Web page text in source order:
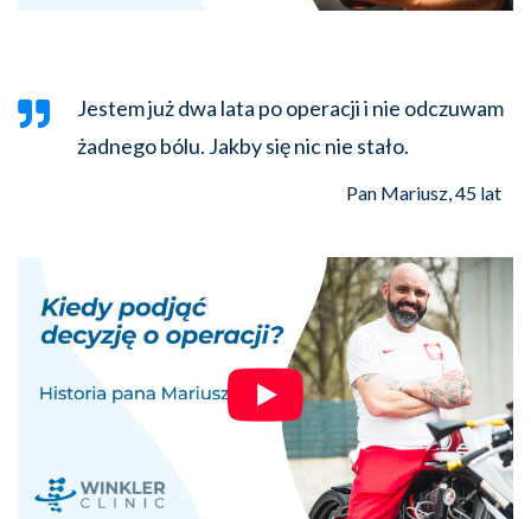
Jestem już dwa lata po operacji i nie odczuwam
żadnego bólu. Jakby się nic nie stało.
Pan Mariusz, 45 lat